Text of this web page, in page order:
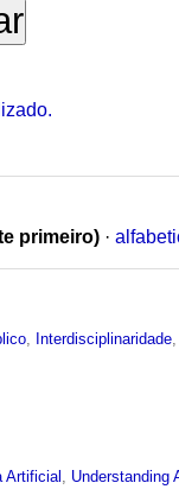
primeiro) ·
Interdisciplinaridade
Artificial Understanding